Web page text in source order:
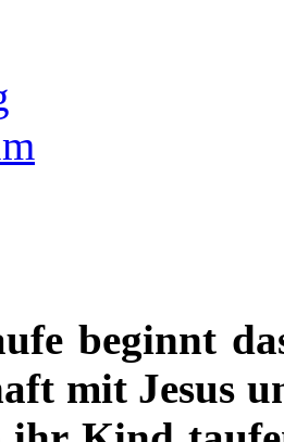
beginnt
mit Jesus